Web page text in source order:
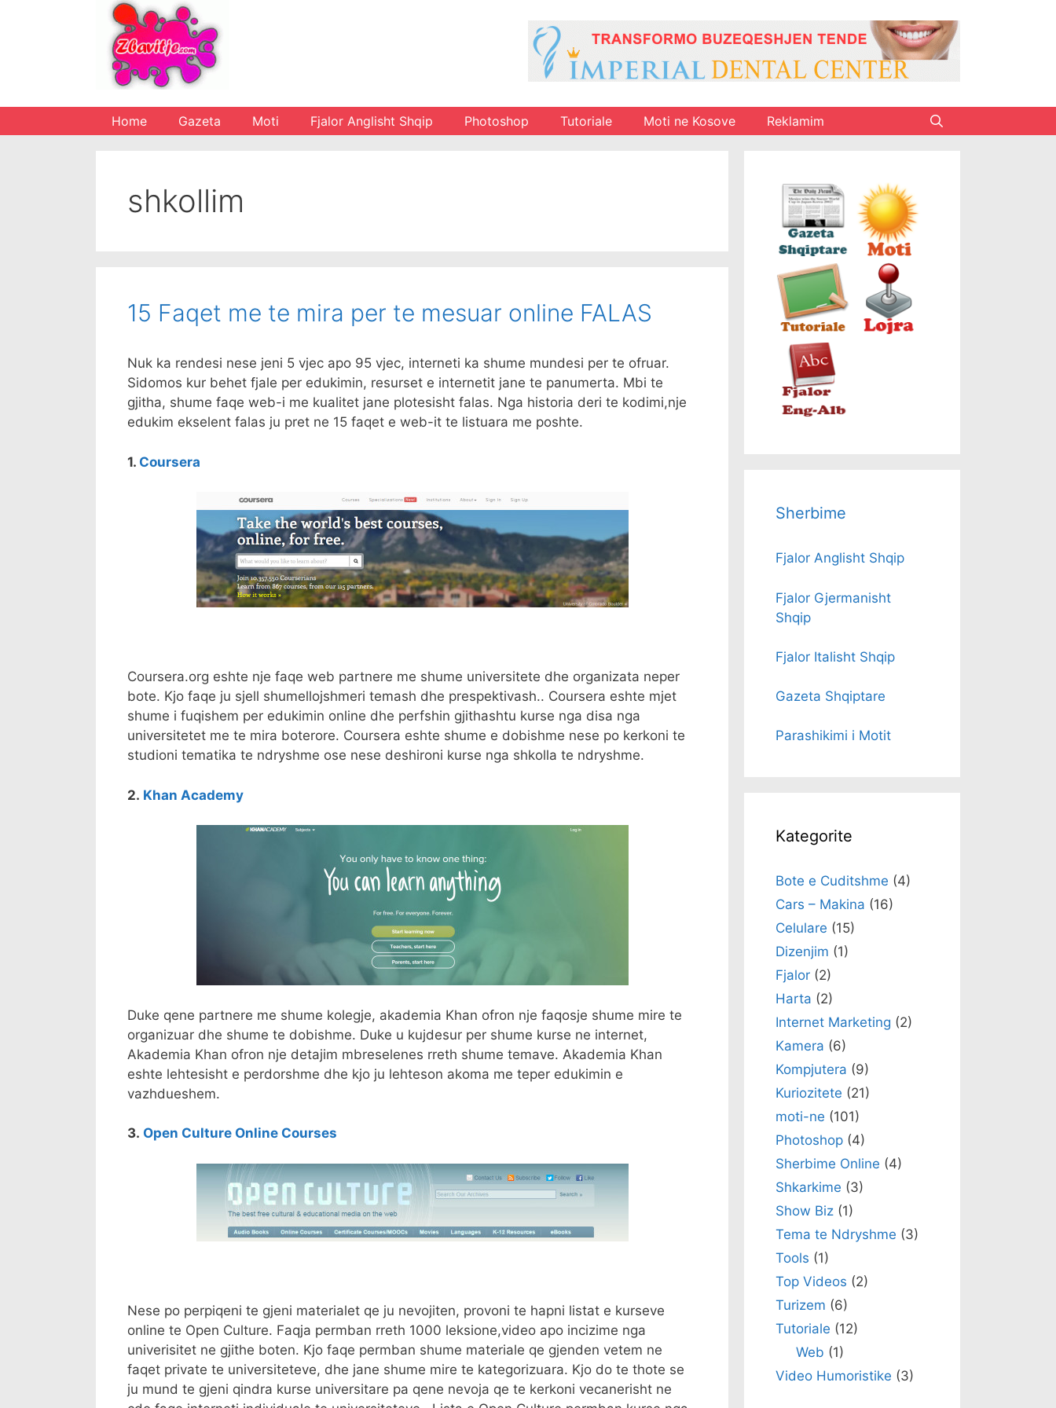
Home Gazeta Moti Fjalor Anglisht Shqip Photoshop Tutoriale Moti ne Kosove Reklamim
shkollim
15 Faqet me te mira per te mesuar online FALAS
Nuk ka rendesi nese jeni 5 vjec apo 95 vjec, interneti ka shume mundesi per te ofruar.
Sidomos kur behet fjale per edukimin, resurset e internetit jane te panumerta. Mbi te
gjitha, shume faqe web-i me kualitet jane plotesisht falas. Nga historia deri te kodimi,nje
edukim ekselent falas ju pret ne 15 faqet e web-it te listuara me poshte.
1. Coursera
Coursera.org eshte nje faqe web partnere me shume universitete dhe organizata neper
bote. Kjo faqe ju sjell shumellojshmeri temash dhe prespektivash.. Coursera eshte mjet
shume i fuqishem per edukimin online dhe perfshin gjithashtu kurse nga disa nga
universitetet me te mira boterore. Coursera eshte shume e dobishme nese po kerkoni te
studioni tematika te ndryshme ose nese deshironi kurse nga shkolla te ndryshme.
2. Khan Academy
Duke qene partnere me shume kolegje, akademia Khan ofron nje faqosje shume mire te
organizuar dhe shume te dobishme. Duke u kujdesur per shume kurse ne internet,
Akademia Khan ofron nje detajim mbreselenes rreth shume temave. Akademia Khan
eshte lehtesisht e perdorshme dhe kjo ju lehteson akoma me teper edukimin e
vazhdueshem.
3. Open Culture Online Courses
Nese po perpiqeni te gjeni materialet qe ju nevojiten, provoni te hapni listat e kurseve
online te Open Culture. Faqja permban rreth 1000 leksione,video apo incizime nga
univerisitet ne gjithe boten. Kjo faqe permban shume materiale qe gjenden vetem ne
faqet private te universiteteve, dhe jane shume mire te kategorizuara. Kjo do te thote se
ju mund te gjeni qindra kurse universitare pa qene nevoja qe te kerkoni vecanerisht ne
Sherbime
Fjalor Anglisht Shqip
Fjalor Gjermanisht
Shqip
Fjalor Italisht Shqip
Gazeta Shqiptare
Parashikimi i Motit
Kategorite
Bote e Cuditshme (4)
Cars – Makina (16)
Celulare (15)
Dizenjim (1)
Fjalor (2)
Harta (2)
Internet Marketing (2)
Kamera (6)
Kompjutera (9)
Kuriozitete (21)
moti-ne (101)
Photoshop (4)
Sherbime Online (4)
Shkarkime (3)
Show Biz (1)
Tema te Ndryshme (3)
Tools (1)
Top Videos (2)
Turizem (6)
Tutoriale (12)
Web (1)
Video Humoristike (3)